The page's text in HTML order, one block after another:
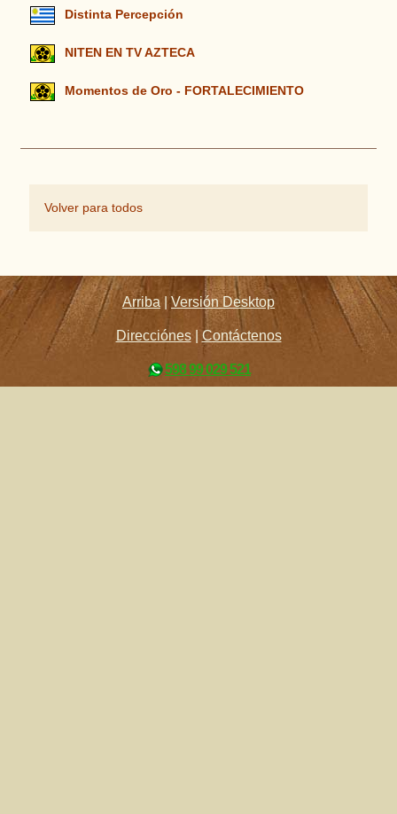
Distinta Percepción
NITEN EN TV AZTECA
Momentos de Oro - FORTALECIMIENTO
Volver para todos
Arriba |Versión Desktop
Direcciónes| Contáctenos
598 99 029 521